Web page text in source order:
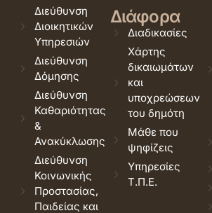
Διεύθυνση
Διοικητικών
Υπηρεσιών
Διεύθυνση
Δόμησης
Διεύθυνση
Καθαριότητας
&
Ανακύκλωσης
Διεύθυνση
Κοινωνικής
Προστασίας,
Παιδείας και
Διάφορα
Διαδικασίες
Χάρτης
δικαιωμάτων
και
υποχρεώσεων
του δημότη
Μάθε που
ψηφίζεις
Υπηρεσίες
Τ.Π.Ε.